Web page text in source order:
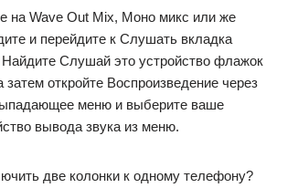
на Wave Out Mix, Моно микс или же
и перейдите к Слушать вкладка
Найдите Слушай это устройство флажок
затем откройте Воспроизведение через
меню и выберите ваше
вывода звука из меню.
две колонки к одному телефону?